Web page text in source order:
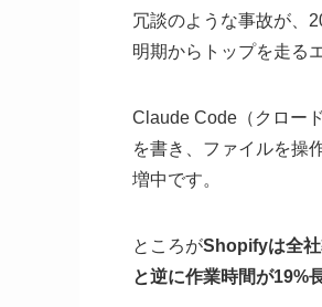
冗談のような事故が、
明期からトップを走る
Claude Code（クロー
を書き、ファイルを操
増中です。
ところがShopifyは全社
と逆に作業時間が19%